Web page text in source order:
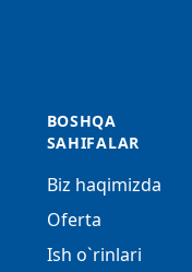
BOSHQA
SAHIFALAR
Biz haqimizda
Oferta
Ish o`rinlari